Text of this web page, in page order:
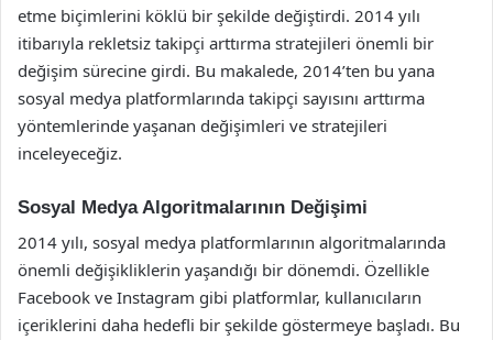
etme biçimlerini köklü bir şekilde değiştirdi. 2014 yılı
itibarıyla rekletsiz takipçi arttırma stratejileri önemli bir
değişim sürecine girdi. Bu makalede, 2014’ten bu yana
sosyal medya platformlarında takipçi sayısını arttırma
yöntemlerinde yaşanan değişimleri ve stratejileri
inceleyeceğiz.
Sosyal Medya Algoritmalarının Değişimi
2014 yılı, sosyal medya platformlarının algoritmalarında
önemli değişikliklerin yaşandığı bir dönemdi. Özellikle
Facebook ve Instagram gibi platformlar, kullanıcıların
içeriklerini daha hedefli bir şekilde göstermeye başladı. Bu